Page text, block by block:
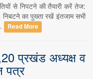
से निपटने की तैयारी करें तेज:
का पुख्ता रखें इंतजाम सभी
Read More
प्रखंड अध्यक्ष व
पत्र